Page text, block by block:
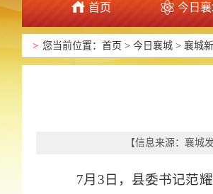
首页 今日
> 您当前位置： 首页 > 今日襄城 > 襄城
【信息来源： 襄城
7月3日，县委书记范